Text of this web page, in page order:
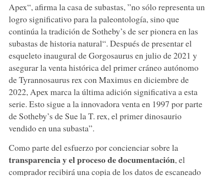
Apex“, afirma la casa de subastas, ”no sólo representa un
logro significativo para la paleontología, sino que
continúa la tradición de Sotheby’s de ser pionera en las
subastas de historia natural“. Después de presentar el
esqueleto inaugural de Gorgosaurus en julio de 2021 y
asegurar la venta histórica del primer cráneo autónomo
de Tyrannosaurus rex con Maximus en diciembre de
2022, Apex marca la última adición significativa a esta
serie. Esto sigue a la innovadora venta en 1997 por parte
de Sotheby’s de Sue la T. rex, el primer dinosaurio
vendido en una subasta”.
Como parte del esfuerzo por concienciar sobre la
transparencia y el proceso de documentación, el
comprador recibirá una copia de los datos de escaneado